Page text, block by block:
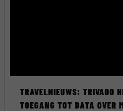
TRAVELNIEUWS: TRIVAGO
TOEGANG TOT DATA OVER